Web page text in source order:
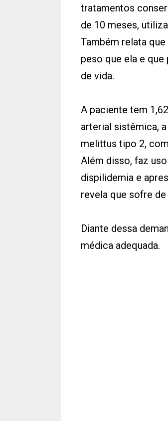
tratamentos
de 10 meses,
Também relata
peso que ela e que
de vida.
A paciente tem
arterial sistêmica,
melittus tipo 2,
Além disso, faz
dispilidemia e
revela que sofre
Diante dessa
médica adequada.